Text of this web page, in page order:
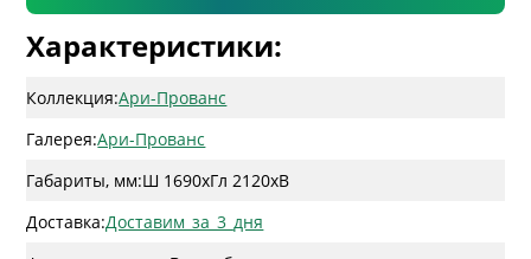
Характеристики:
Коллекция:Ари-Прованс
Галерея:Ари-Прованс
Габариты, мм:Ш 1690xГл 2120xВ
Доставка:Доставим_за_3_дня